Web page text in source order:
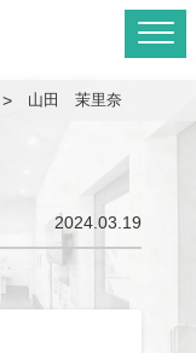
> 山田 茉里奈
2024.03.19